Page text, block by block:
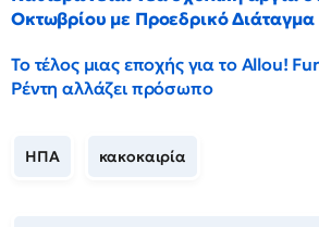
Οκτωβρίου με Προεδρικό Διάταγμα
Το τέλος μιας εποχής για το Allou!
Ρέντη αλλάζει πρόσωπο
ΗΠΑ κακοκαιρία